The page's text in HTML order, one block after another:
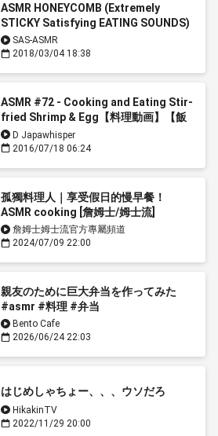
ASMR HONEYCOMB (Extremely
STICKY Satisfying EATING SOUNDS)
NO TALKING | SAS-ASMR *PART 2*
SAS-ASMR
2018/03/04 18:38
ASMR #72 - Cooking and Eating Stir-
fried Shrimp & Egg【料理動画】【飯
動画】
D Japawhisper
2016/07/18 06:24
孤獨料理人｜享受假日的慢早餐！
ASMR cooking [詹姆士/姆士流]
詹姆士姆士流官方專屬頻道
2024/07/09 22:00
親友のために巨大弁当を作ってみた
#asmr #料理 #弁当
Bento Cafe
2026/06/24 22:03
はじめしゃちょー、、、ウソだろ
HikakinTV
2022/11/29 20:00